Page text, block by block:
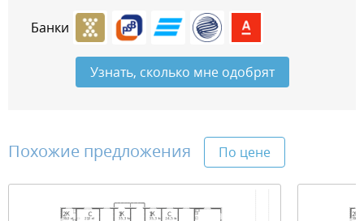
Банки
Узнать, сколько мне одобрят
Похожие предложения По цене